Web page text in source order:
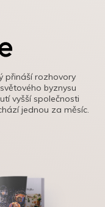
přináší rozhovory
byznysu
vyšší společnosti
jednou za měsíc.